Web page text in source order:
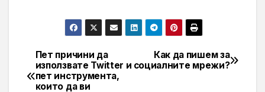
Навигация
Как да пишем за
социалните мрежи?
Пет причини да
използвате Twitter и
пет инструмента,
които да ви